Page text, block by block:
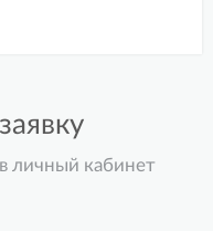
личный кабинет